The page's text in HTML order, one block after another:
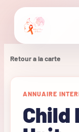
Retour a la carte
ANNUAIRE
Child